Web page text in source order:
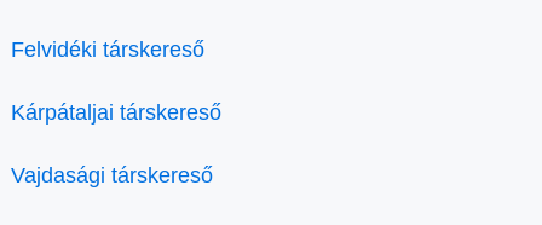
Felvidéki társkereső
Kárpátaljai társkereső
Vajdasági társkereső